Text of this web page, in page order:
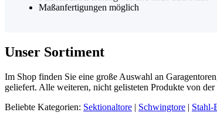
Maßanfertigungen möglich
Unser Sortiment
Im Shop finden Sie eine große Auswahl an
geliefert. Alle weiteren, nicht gelisteten Produkte von
Beliebte Kategorien: Sektionaltore | Schwingtore | Stahl-